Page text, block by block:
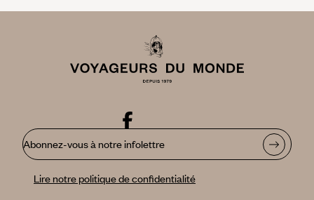
Abonnez-vous à notre infolettre
Lire notre politique de confidentialité